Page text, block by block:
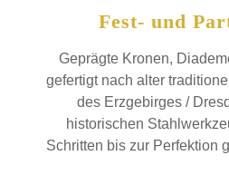
Fest- und
Geprägte Kronen,
gefertigt nach alter
des Erzgebirges /
historischen
Schritten bis zur Perfektion